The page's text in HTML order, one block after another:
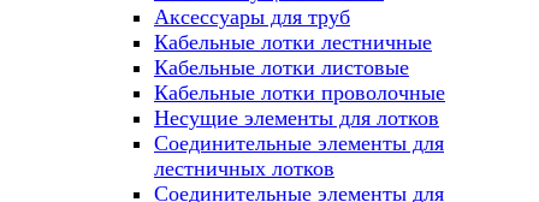
Аксессуары для труб
Кабельные лотки лестничные
Кабельные лотки листовые
Кабельные лотки проволочные
Несущие элементы для лотков
Соединительные элементы для
лестничных лотков
Соединительные элементы для